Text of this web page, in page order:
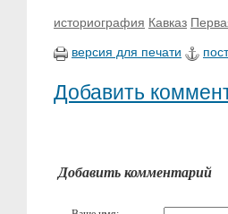
историография Кавказ
версия для печати
Добавить
Добавить комментарий